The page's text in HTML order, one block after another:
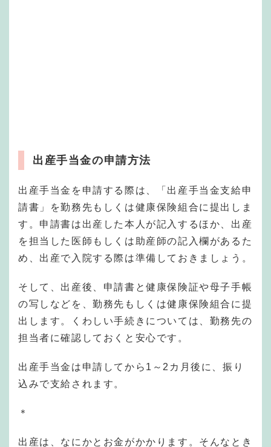
出産手当金の申請方法
出産手当金を申請する際は、「出産手当金支給申
請書」を勤務先もしくは健康保険組合に提出しま
す。申請書は出産した本人が記入するほか、出産
を担当した医師もしくは助産師の記入欄があるた
め、出産で入院する際は準備しておきましょう。
そして、出産後、申請書と健康保険証や母子手帳
の写しなどを、勤務先もしくは健康保険組合に提
出します。くわしい手続きについては、勤務先の
担当者に確認しておくと安心です。
出産手当金は申請してから1～2カ月後に、振り
込みで支給されます。
＊
出産は、なにかとお金がかかります。そんなとき